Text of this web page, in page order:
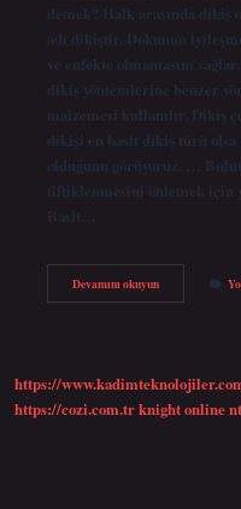
demek? Halk arasında dikiş
adı dikiştir. Dokunun
ve enfekte olmamasını
dikiş yöntemlerine benzer
malzemesi kullanılır. Dikiş
dikişi en basit dikiş türü
olduğunu görüyoruz. …
tiftiklenmesini önlemek
Basit…
Devamını okuyunDikiş
Yerine
https://
https://cozi.com.trknight online